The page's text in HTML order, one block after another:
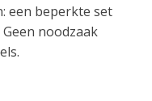
een beperkte set
noodzaak